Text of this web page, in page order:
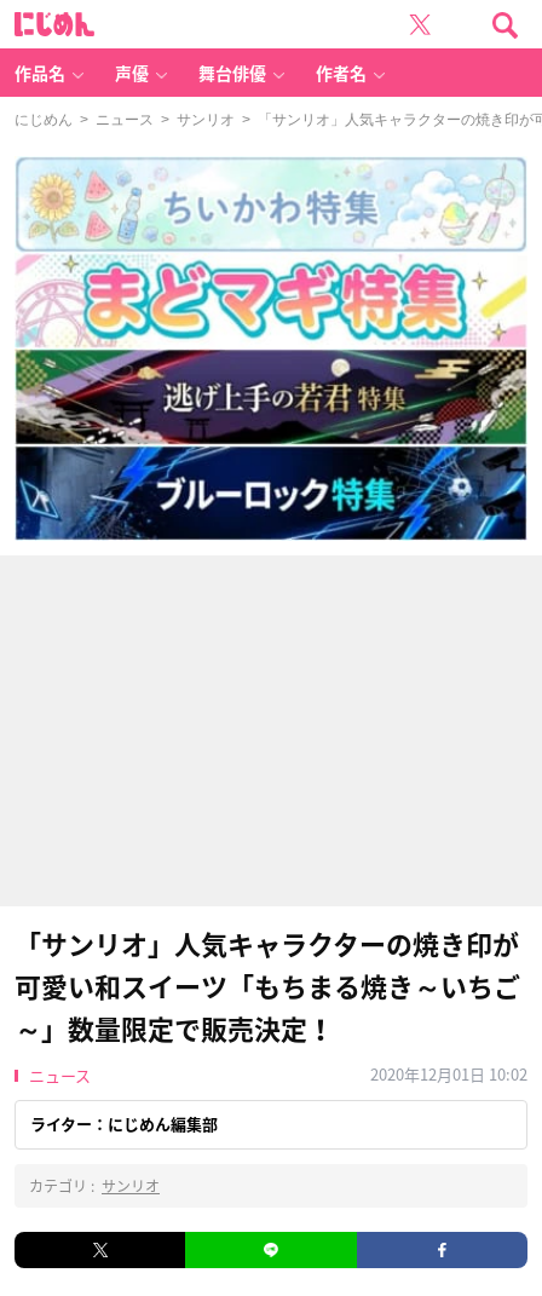
作品名 声優 舞台俳優 作者名
にじめん > ニュース > サンリオ > 「サンリオ」人気キャラクターの焼き印が
「サンリオ」人気キャラクターの焼き印が
可愛い和スイーツ「もちまる焼き～いちご
～」数量限定で販売決定！
ニュース 2020年12月01日 10:02
ライター：にじめん編集部
カテゴリ : サンリオ